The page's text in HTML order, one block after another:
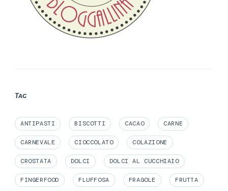
Tag
ANTIPASTI BISCOTTI CACAO CARNE
CARNEVALE CIOCCOLATO COLAZIONE
CROSTATA DOLCI DOLCI AL CUCCHIAIO
FINGERFOOD FLUFFOSA FRAGOLE FRUTTA